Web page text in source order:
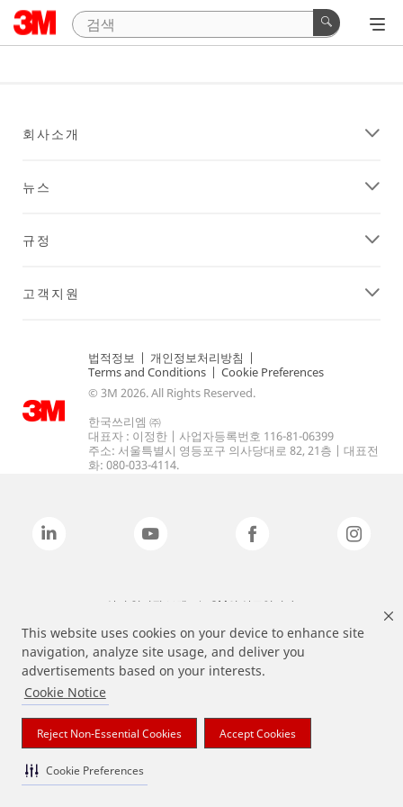
This website uses cookies on your device to enhance site
navigation, analyze site usage, and deliver you
advertisements based on your interests.
Cookie Notice
Reject Non-Essential Cookies Accept Cookies
Cookie Preferences
회사소개
뉴스
규정
고객지원
법적정보 | 개인정보처리방침 |
Terms and Conditions | Cookie Preferences
© 3M 2026. All Rights Reserved.
한국쓰리엠 ㈜
대표자 : 이정한 | 사업자등록번호 116-81-06399
주소: 서울특별시 영등포구 의사당대로 82, 21층 | 대표전
화: 080-033-4114.
상기 열거된 브랜드는 3M의 상표입니다.